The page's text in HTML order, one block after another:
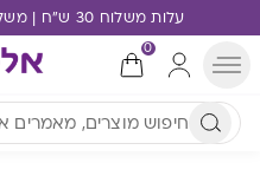
עלות משלוח 30 ש"ח | משלוח חינם ברכישה מעל 249 ₪
0